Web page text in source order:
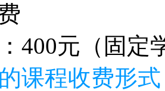
400元（固定
课程收费形